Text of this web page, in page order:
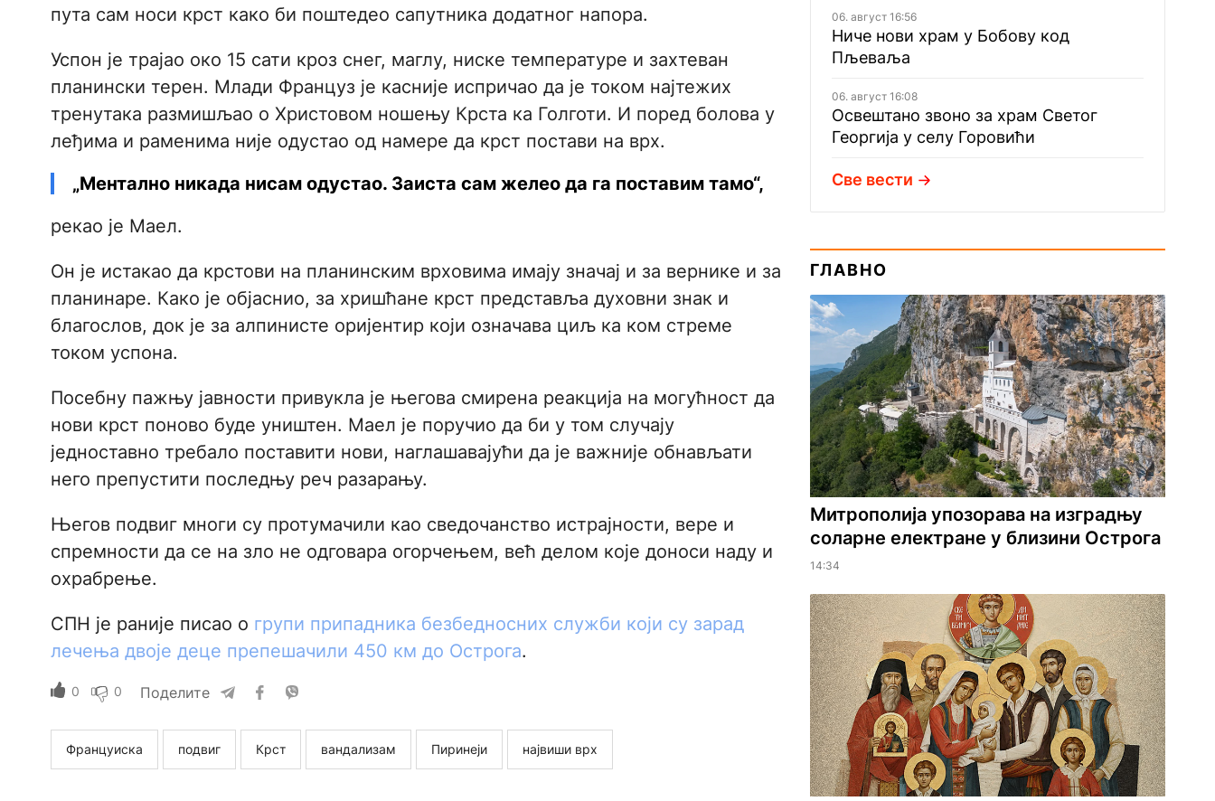
пута сам носи крст како би поштедео сапутника додатног напора.
Успон је трајао око 15 сати кроз снег, маглу, ниске температуре и захтеван
планински терен. Млади Француз је касније испричао да је током најтежих
тренутака размишљао о Христовом ношењу Крста ка Голготи. И поред болова у
леђима и раменима није одустао од намере да крст постави на врх.
„Ментално никада нисам одустао. Заиста сам желео да га поставим тамо“,
рекао је Маел.
Он је истакао да крстови на планинским врховима имају значај и за вернике и за
планинаре. Како је објаснио, за хришћане крст представља духовни знак и
благослов, док је за алпинисте оријентир који означава циљ ка ком стреме
током успона.
Посебну пажњу јавности привукла је његова смирена реакција на могућност да
нови крст поново буде уништен. Маел је поручио да би у том случају
једноставно требало поставити нови, наглашавајући да је важније обнављати
него препустити последњу реч разарању.
Његов подвиг многи су протумачили као сведочанство истрајности, вере и
спремности да се на зло не одговара огорчењем, већ делом које доноси наду и
охрабрење.
СПН је раније писао о групи припадника безбедносних служби који су зарад
лечења двоје деце препешачили 450 км до Острога.
0 0 Поделите
Француиска подвиг Крст вандализам Пиринеји највиши врх
06. август 16:56
Ниче нови храм у Бобову код
Пљеваља
06. август 16:08
Освештано звоно за храм Светог
Георгија у селу Горовићи
Све вести
ГЛАВНО
Митрополија упозорава на изградњу
соларне електране у близини Острога
14:34